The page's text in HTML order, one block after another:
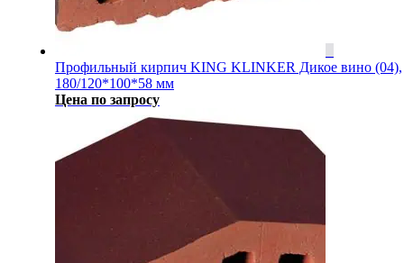
Профильный кирпич KING KLINKER Дикое вино (04),
180/120*100*58 мм
Цена по запросу